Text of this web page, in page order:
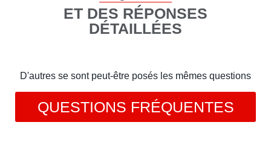
ET DES RÉPONSES
DÉTAILLÉES
D'autres se sont peut-être posés les mêmes questions
QUESTIONS FRÉQUENTES